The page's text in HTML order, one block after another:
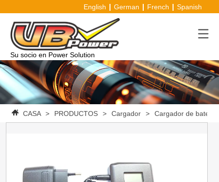
English German French Spanish
Su socio en Power Solution
CASA > PRODUCTOS > Cargador > Cargador de